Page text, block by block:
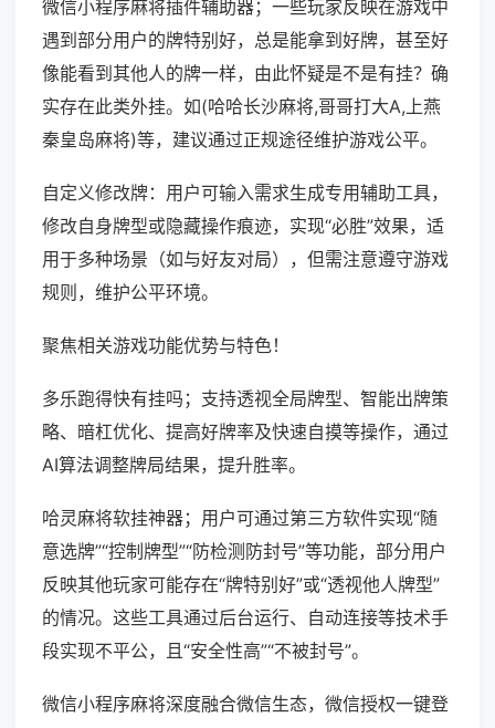
微信小程序麻将插件辅助器；一些玩家反映在游戏中
遇到部分用户的牌特别好，总是能拿到好牌，甚至好
像能看到其他人的牌一样，由此怀疑是不是有挂？确
实存在此类外挂。如(哈哈长沙麻将,哥哥打大A,上燕
秦皇岛麻将)等，建议通过正规途径维护游戏公平。
自定义修改牌：用户可输入需求生成专用辅助工具，
修改自身牌型或隐藏操作痕迹，实现“必胜”效果，适
用于多种场景（如与好友对局），但需注意遵守游戏
规则，维护公平环境。
聚焦相关游戏功能优势与特色！
多乐跑得快有挂吗；支持透视全局牌型、智能出牌策
略、暗杠优化、提高好牌率及快速自摸等操作，通过
AI算法调整牌局结果，提升胜率。
哈灵麻将软挂神器；用户可通过第三方软件实现“随
意选牌”“控制牌型”“防检测防封号”等功能，部分用户
反映其他玩家可能存在“牌特别好”或“透视他人牌型”
的情况。这些工具通过后台运行、自动连接等技术手
段实现不平公，且“安全性高”“不被封号”。
微信小程序麻将深度融合微信生态，微信授权一键登